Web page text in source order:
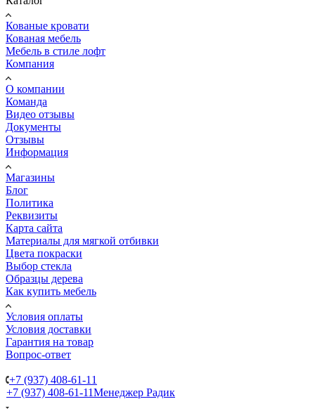
Кованые кровати
Кованая мебель
Мебель в стиле лофт
Компания
О компании
Команда
Видео отзывы
Документы
Отзывы
Информация
Магазины
Блог
Политика
Реквизиты
Карта сайта
Материалы для мягкой отбивки
Цвета покраски
Выбор стекла
Образцы дерева
Как купить мебель
Условия оплаты
Условия доставки
Гарантия на товар
Вопрос-ответ
+7 (937) 408-61-11
+7 (937) 408-61-11Менеджер Радик